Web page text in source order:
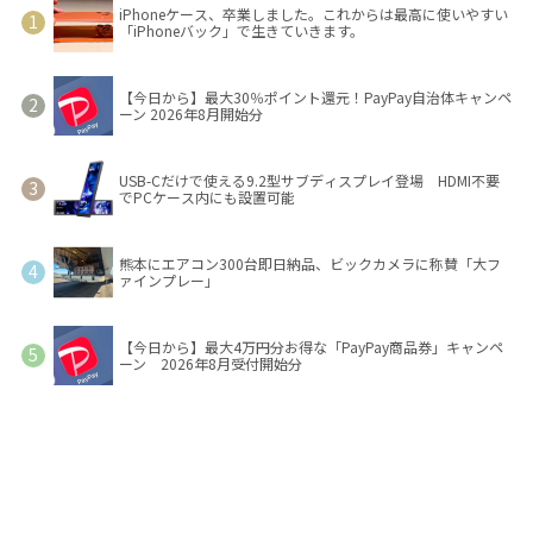
iPhoneケース、卒業しました。これからは最高に使いやすい
「iPhoneバック」で生きていきます。
【今日から】最大30％ポイント還元！PayPay自治体キャンペ
ーン 2026年8月開始分
USB-Cだけで使える9.2型サブディスプレイ登場 HDMI不要
でPCケース内にも設置可能
熊本にエアコン300台即日納品、ビックカメラに称賛「大フ
ァインプレー」
【今日から】最大4万円分お得な「PayPay商品券」キャンペ
ーン 2026年8月受付開始分